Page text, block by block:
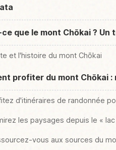
que le mont Chōkai ?
et l'histoire du mont Chōkai
profiter du mont Chōkai
d'itinéraires de randonnée
les paysages depuis le «
vous aux sources du